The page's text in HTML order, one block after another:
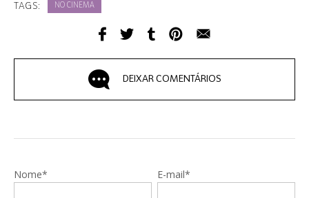
TAGS: NO CINEMA
DEIXAR COMENTÁRIOS
Nome* E-mail*